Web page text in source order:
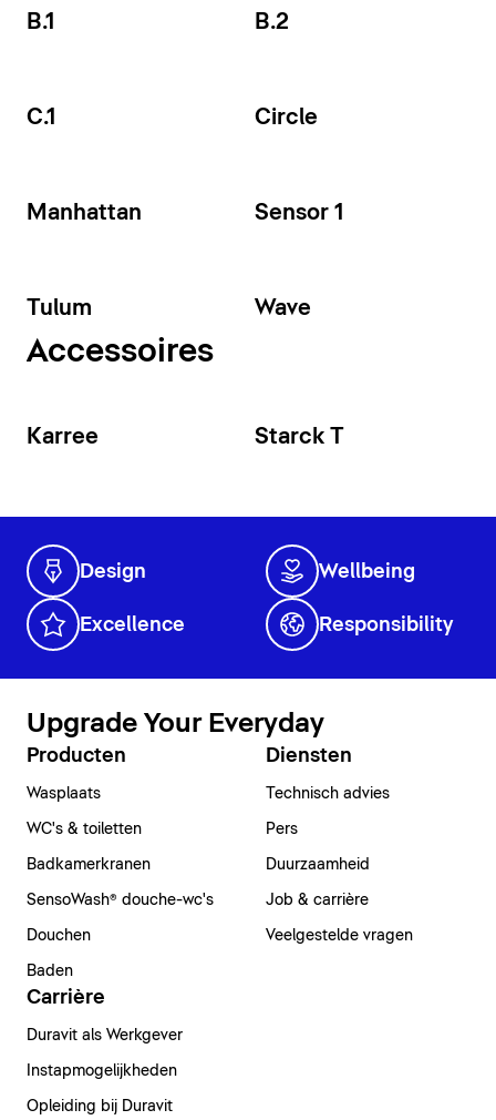
B.1 B.2
C.1 Circle
Manhattan Sensor 1
Tulum Wave
Accessoires
Karree Starck T
Design Wellbeing
Excellence Responsibility
Upgrade Your Everyday
Producten
Wasplaats
WC's & toiletten
Badkamerkranen
SensoWash® douche-wc's
Douchen
Baden
Diensten
Technisch advies
Pers
Duurzaamheid
Job & carrière
Veelgestelde vragen
Carrière
Duravit als Werkgever
Instapmogelijkheden
Opleiding bij Duravit